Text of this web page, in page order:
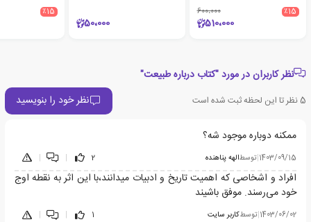
٪15 600،000
510،000 50،000
٪15
نظر کاربران در مورد "کتاب درباره طبیعت"
5 نظر تا این لحظه ثبت شده است نظر خود را بنویسید
ممکنه دوباره موجود شه؟
1403/09/15
|توسطالهه پناهنده 2
|
|
افراد و اشخاصی که اهمیت تاریخ و ادبیات میدانند،با این اثر به نقطه اوج
خود می‌رسند. موفق باشیند
1403/06/02
|توسطکاربر سایت 1
|
|